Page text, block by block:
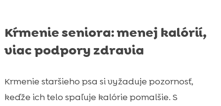
Kŕmenie seniora: menej kalórií,
viac podpory zdravia
Krmenie staršieho psa si vyžaduje pozornosť,
keďže ich telo spaľuje kalórie pomalšie. S